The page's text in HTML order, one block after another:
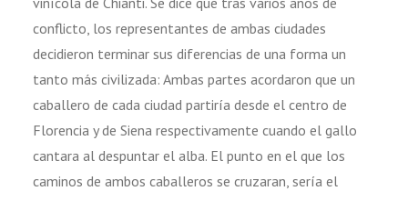
conflicto, los representantes de ambas ciudades
decidieron terminar sus diferencias de una forma un
tanto más civilizada: Ambas partes acordaron que un
caballero de cada ciudad partiría desde el centro de
Florencia y de Siena respectivamente cuando el gallo
cantara al despuntar el alba. El punto en el que los
caminos de ambos caballeros se cruzaran, sería el